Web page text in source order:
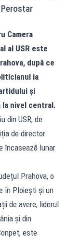
Perostar
Camera
al USR este
după ce
ia
și
nivel central.
din USR, de
de director
încasează lunar
Prahova, o
în Ploiești și un
de avere, liderul
și din
este